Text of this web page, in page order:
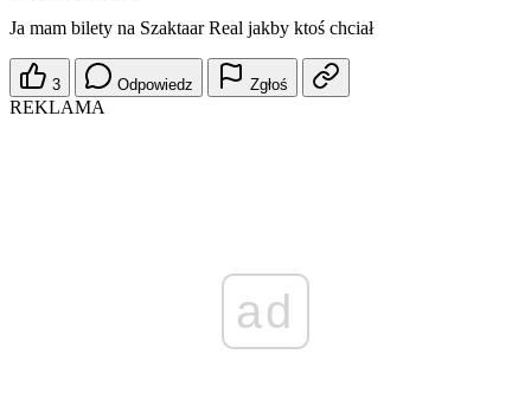
Ja mam bilety na Szaktaar Real jakby ktoś chciał
3 Odpowiedz Zgłoś
REKLAMA
ad